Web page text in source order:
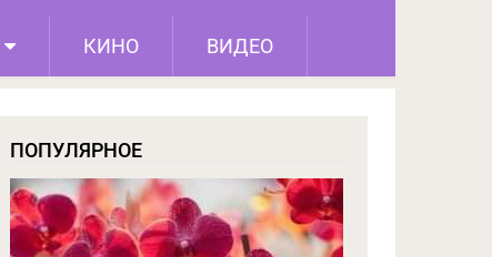
КИНО ВИДЕО
ПОПУЛЯРНОЕ